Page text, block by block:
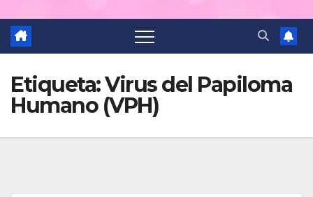
Etiqueta:Virus del Papiloma
Humano (VPH)